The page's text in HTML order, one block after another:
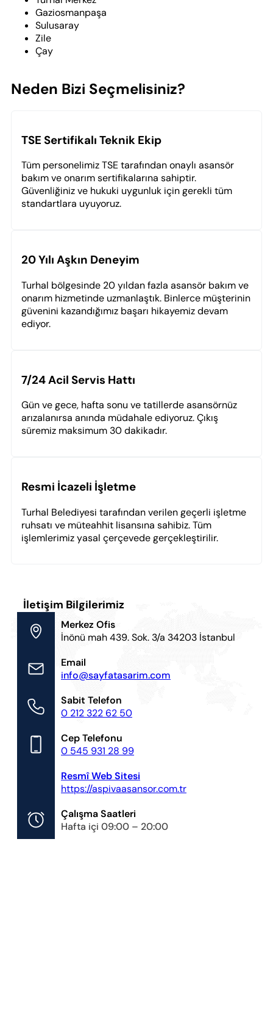
Gaziosmanpaşa
Sulusaray
Zile
Çay
Neden Bizi Seçmelisiniz?
TSE Sertifikalı Teknik Ekip
Tüm personelimiz TSE tarafından onaylı asansör
bakım ve onarım sertifikalarına sahiptir.
Güvenliğiniz ve hukuki uygunluk için gerekli tüm
standartlara uyuyoruz.
20 Yılı Aşkın Deneyim
Turhal bölgesinde 20 yıldan fazla asansör bakım ve
onarım hizmetinde uzmanlaştık. Binlerce müşterinin
güvenini kazandığımız başarı hikayemiz devam
ediyor.
7/24 Acil Servis Hattı
Gün ve gece, hafta sonu ve tatillerde asansörnüz
arızalanırsa anında müdahale ediyoruz. Çıkış
süremiz maksimum 30 dakikadır.
Resmi İcazeli İşletme
Turhal Belediyesi tarafından verilen geçerli işletme
ruhsatı ve müteahhit lisansına sahibiz. Tüm
işlemlerimiz yasal çerçevede gerçekleştirilir.
İletişim Bilgilerimiz
Merkez Ofis
İnönü mah 439. Sok. 3/a 34203 İstanbul
Email
info@sayfatasarim.com
Sabit Telefon
0 212 322 62 50
Cep Telefonu
0 545 931 28 99
Resmî Web Sitesi
https://aspivaasansor.com.tr
Çalışma Saatleri
Hafta içi 09:00 – 20:00